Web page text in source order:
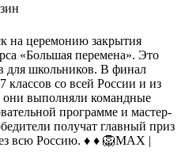
на церемонию закрытия
«Большая перемена». Это
для школьников. В финал
со всей России и из
они выполняли командные
программе и мастер-
получат главный приз
всю Россию. ♦ ♦ 🦁MAX |